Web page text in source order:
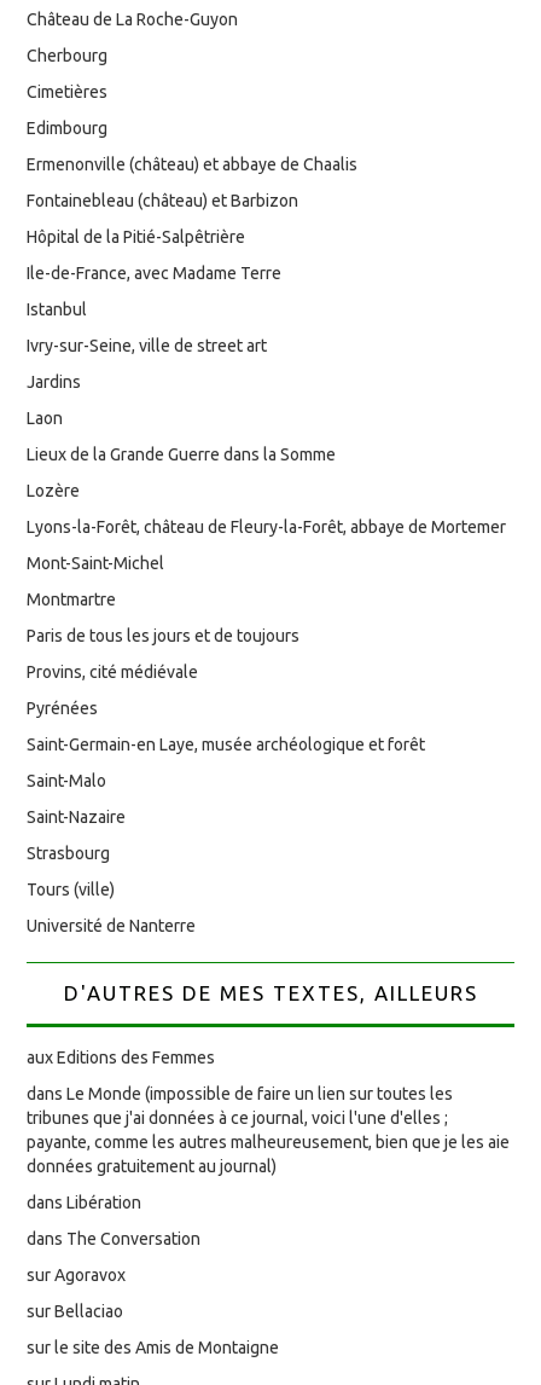
Château de La Roche-Guyon
Cherbourg
Cimetières
Edimbourg
Ermenonville (château) et abbaye de Chaalis
Fontainebleau (château) et Barbizon
Hôpital de la Pitié-Salpêtrière
Ile-de-France, avec Madame Terre
Istanbul
Ivry-sur-Seine, ville de street art
Jardins
Laon
Lieux de la Grande Guerre dans la Somme
Lozère
Lyons-la-Forêt, château de Fleury-la-Forêt, abbaye de Mortemer
Mont-Saint-Michel
Montmartre
Paris de tous les jours et de toujours
Provins, cité médiévale
Pyrénées
Saint-Germain-en Laye, musée archéologique et forêt
Saint-Malo
Saint-Nazaire
Strasbourg
Tours (ville)
Université de Nanterre
D'AUTRES DE MES TEXTES, AILLEURS
aux Editions des Femmes
dans Le Monde (impossible de faire un lien sur toutes les
tribunes que j'ai données à ce journal, voici l'une d'elles ;
payante, comme les autres malheureusement, bien que je les aie
données gratuitement au journal)
dans Libération
dans The Conversation
sur Agoravox
sur Bellaciao
sur le site des Amis de Montaigne